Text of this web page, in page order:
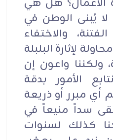
لا يُبنى الوطن في
والاختفاء
لإثارة البلبلة
ولكننا واعون إن
الأمور بدقة
أي مبرر أو ذريعة
سداً منيعاً في
كذلك لسنوات